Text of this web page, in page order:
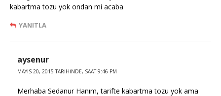
kabartma tozu yok ondan mi acaba
YANITLA
aysenur
MAYIS 20, 2015 TARIHINDE, SAAT 9:46 PM
Merhaba Sedanur Hanım, tarifte kabartma tozu yok ama